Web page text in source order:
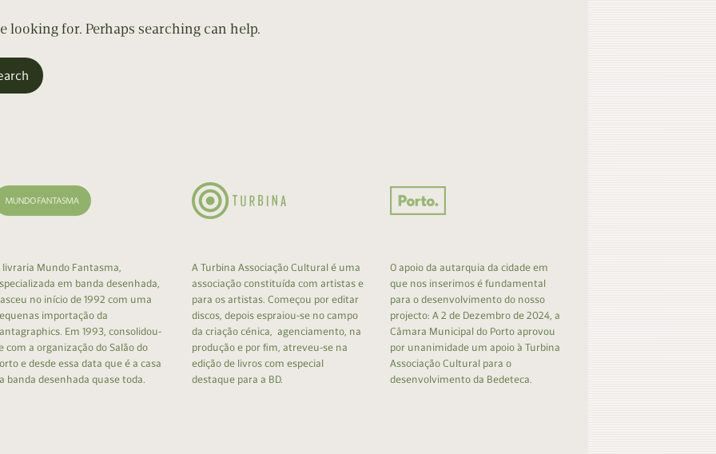
Digital
looking for. Perhaps searching can help.
livraria Mundo Fantasma,
em banda desenhada,
no início de 1992 com uma
importação da
Em 1993, consolidou-
com a organização do Salão do
e desde essa data que é a casa
banda desenhada quase toda.
A Turbina Associação Cultural é uma
associação constituída com artistas e
para os artistas. Começou por editar
discos, depois espraiou-se no campo
da criação cénica, agenciamento, na
produção e por fim, atreveu-se na
edição de livros com especial
destaque para a BD.
O apoio da autarquia da cidade em
que nos inserimos é fundamental
para o desenvolvimento do nosso
projecto: A 2 de Dezembro de 2024, a
Câmara Municipal do Porto aprovou
por unanimidade um apoio à Turbina
Associação Cultural para o
desenvolvimento da Bedeteca.